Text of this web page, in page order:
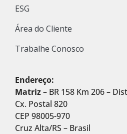
ESG
Área do Cliente
Trabalhe Conosco
Endereço:
Matriz– BR 158 Km 206 –
Cx. Postal 820
CEP 98005-970
Cruz Alta/RS – Brasil